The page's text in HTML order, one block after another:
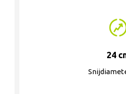
24